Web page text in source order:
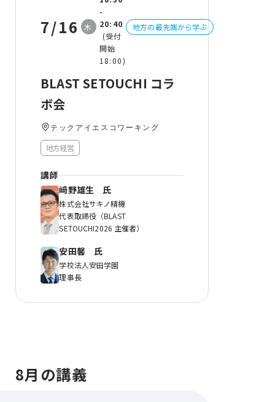
7/16 木
-
20:40
(受付
開始
18:00)
地方の最先端から学ぶ
BLAST SETOUCHI コラ
ボ会
テックアイエスコワーキング
地方経営
講師
﨑野雄⽣ 氏
株式会社サキノ精機
代表取締役（BLAST
SETOUCHI2026 主催者）
安田馨 氏
学校法人安田学園
理事長
8月の講義